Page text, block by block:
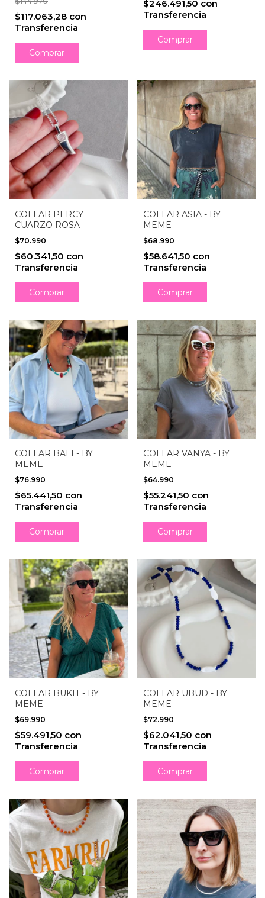
$117.063,28 con
Transferencia
$246.491,50 con
Transferencia
COLLAR PERCY
CUARZO ROSA
$70.990
$60.341,50 con
Transferencia
COLLAR ASIA - BY
MEME
$68.990
$58.641,50 con
Transferencia
COLLAR BALI - BY
MEME
$76.990
$65.441,50 con
Transferencia
COLLAR VANYA - BY
MEME
$64.990
$55.241,50 con
Transferencia
COLLAR BUKIT - BY
MEME
$69.990
$59.491,50 con
Transferencia
COLLAR UBUD - BY
MEME
$72.990
$62.041,50 con
Transferencia